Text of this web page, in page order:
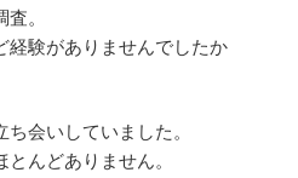
。
経験がありませんでしたか
会いしていました。
んどありません。